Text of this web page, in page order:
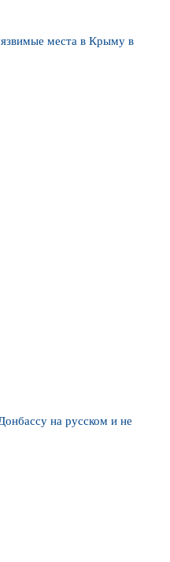
места в Крыму в
на русском и не